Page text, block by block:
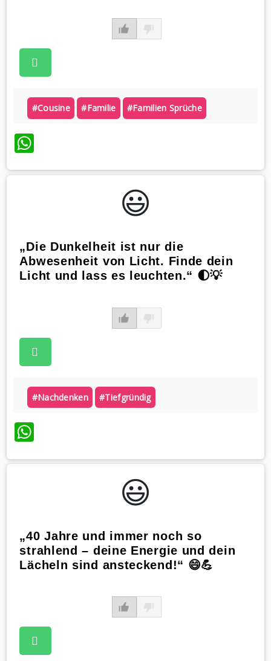
#cousine #familie #familien Sprüche
WhatsApp
😃️
„Die Dunkelheit ist nur die
Abwesenheit von Licht. Finde dein
Licht und lass es leuchten.“ 🌓💡
#nachdenken #tiefgründig
WhatsApp
😃️
„40 Jahre und immer noch so
strahlend – deine Energie und dein
Lächeln sind ansteckend!“ 😄💪